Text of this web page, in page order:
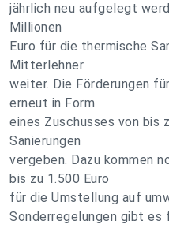
jährlich neu aufgelegt
Millionen
Euro für die thermische
Mitterlehner
weiter. Die Förderungen
erneut in Form
eines Zuschusses von bis
Sanierungen
vergeben. Dazu kommen
bis zu 1.500 Euro
für die Umstellung auf
Sonderregelungen gibt es